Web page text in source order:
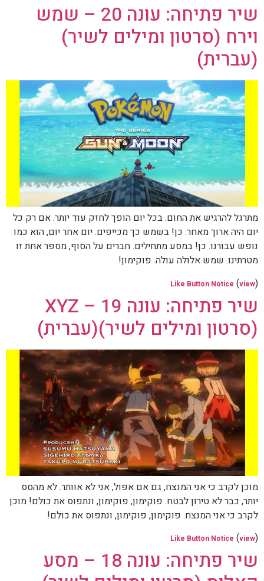
שיר פתיחה: עונה 20 – שמש
וירח (סרטון ומילים לשיר)
(עברית)
מתרגל להרגיש את החום. בכל יום הופך לחזק עוד יותר. אם רק כל
יום היה ארוך מאחר. כן! בשמש כך מכייפים. יום אחר יום, הוא כמו
נופש עבורנו. כן! במסע מתחילים. חברים על הסוף, מספר אחת זו
מטרתינו. שמש אלולה עולה. פוקימון!
Like Button Notice (view)
שיר פתיחה: עונה 19 – XYZ
(סרטון ומילים לשיר)(עברית)
מוכן לקרב כי אני המנצח, גם אם אפול, אני לא אוותר. לא מהסס
יותר, כבר לא טירון לבטח. פוקימון, פוקימון, ונתפוס את כולם! מוכן
לקרב כי אני המנצח. פוקימון, פוקימון, ונתפוס את כולם!
Like Button Notice (view)
שיר פתיחה: עונה 18 – מסע